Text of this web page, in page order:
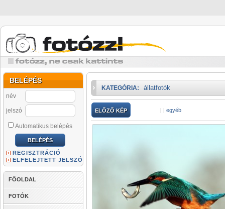
BELÉPÉS
név
jelszó
Automatikus belépés
REGISZTRÁCIÓ
ELFELEJTETT JELSZÓ
FŐOLDAL
FOTÓK
KATEGÓRIA: állatfotók
ELŐZŐ KÉP | | egyéb